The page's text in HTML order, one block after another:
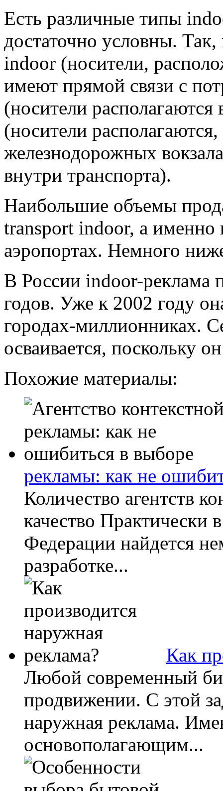
Есть различные типы
достаточно условны.
indoor (носители,
имеют прямой связи с
(носители
(носители
железнодорожных
внутри транспорта).
Наибольшие объемы
transport indoor, а именно
аэропортах. Немного
В России indoor-реклама
годов. Уже к 2002 году
городах-миллионниках.
осваивается, поскольку
Похожие материалы:
рекламы: как не
Количество агентств
качество Практически
Федерации найдется
разработке...
Как
Любой современный
продвижении. С этой
наружная реклама.
основополагающим...